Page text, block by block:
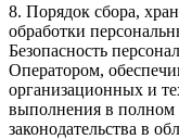
8. Порядок сбора,
обработки
Безопасность
Оператором,
организационных и
выполнения в полном
законодательства в